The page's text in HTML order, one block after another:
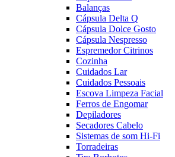
Balanças
Cápsula Delta Q
Cápsula Dolce Gosto
Cápsula Nespresso
Espremedor Citrinos
Cozinha
Cuidados Lar
Cuidados Pessoais
Escova Limpeza Facial
Ferros de Engomar
Depiladores
Secadores Cabelo
Sistemas de som Hi-Fi
Torradeiras